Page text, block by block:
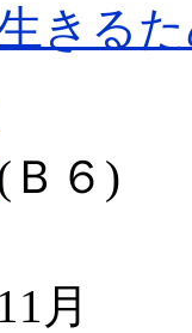
きる
Ｂ６)
月